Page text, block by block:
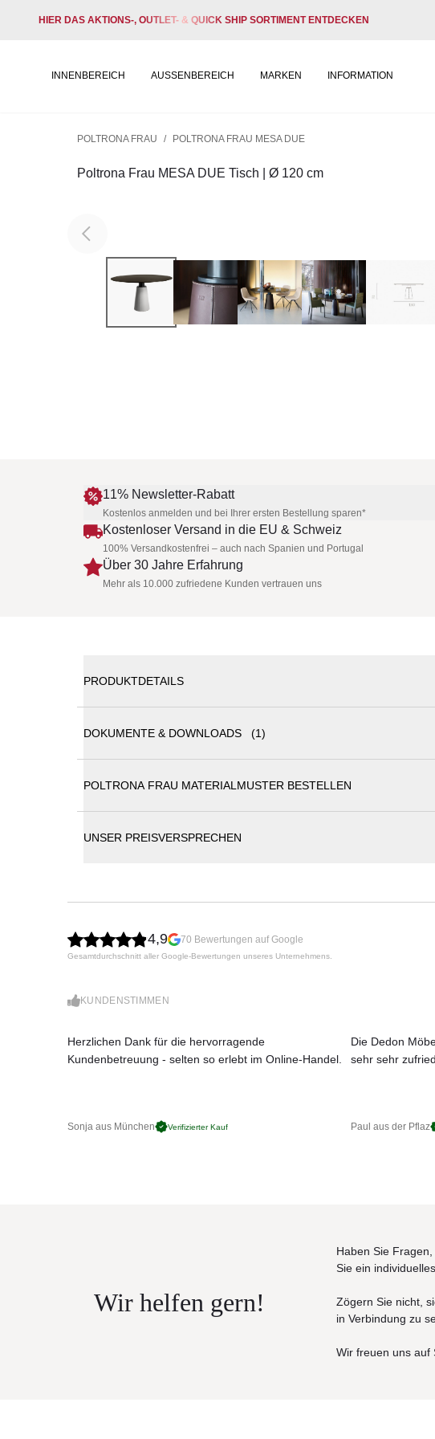
HIER DAS AKTIONS-, OUTLET- & QUICK SHIP SORTIMENT ENTDECKEN
INNENBEREICH AUSSENBEREICH MARKEN INFORMATION
POLTRONA FRAU / POLTRONA FRAU MESA DUE
Poltrona Frau MESA DUE Tisch | Ø 120 cm
11% Newsletter-Rabatt
Kostenlos anmelden und bei Ihrer ersten Bestellung sparen*
Kostenloser Versand in die EU & Schweiz
100% Versandkostenfrei – auch nach Spanien und Portugal
Über 30 Jahre Erfahrung
Mehr als 10.000 zufriedene Kunden vertrauen uns
PRODUKTDETAILS
Eleganz und Funktionalität. Dieses Modell erweitert die
vielfältige Optionen für jeden Raum:
DOKUMENTE & DOWNLOADS (1)
POLTRONA FRAU MATERIALMUSTER BESTELLEN
JETZT
UNSER PREISVERSPRECHEN
4,9 70 Bewertungen auf Google
Gesamtdurchschnitt aller Google-Bewertungen unseres Unternehmens.
KUNDENSTIMMEN
Herzlichen Dank für die hervorragende
Kundenbetreuung - selten so erlebt im Online-Handel.
Sonja aus München Verifizierter Kauf
Die Dedon
sehr sehr
Paul aus der Pflaz
Wir helfen gern!
Haben Sie
Sie ein
Zögern Sie nicht,
in Verbindung zu
Wir freuen uns auf